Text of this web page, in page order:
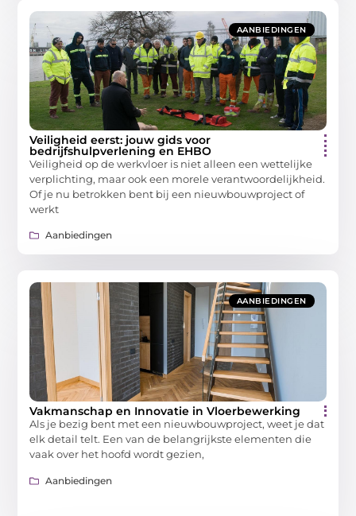
AANBIEDINGEN
Veiligheid eerst: jouw gids voor
bedrijfshulpverlening en EHBO
Veiligheid op de werkvloer is niet alleen een wettelijke
verplichting, maar ook een morele verantwoordelijkheid.
Of je nu betrokken bent bij een nieuwbouwproject of
werkt
Aanbiedingen
AANBIEDINGEN
Vakmanschap en Innovatie in Vloerbewerking
Als je bezig bent met een nieuwbouwproject, weet je dat
elk detail telt. Een van de belangrijkste elementen die
vaak over het hoofd wordt gezien,
Aanbiedingen